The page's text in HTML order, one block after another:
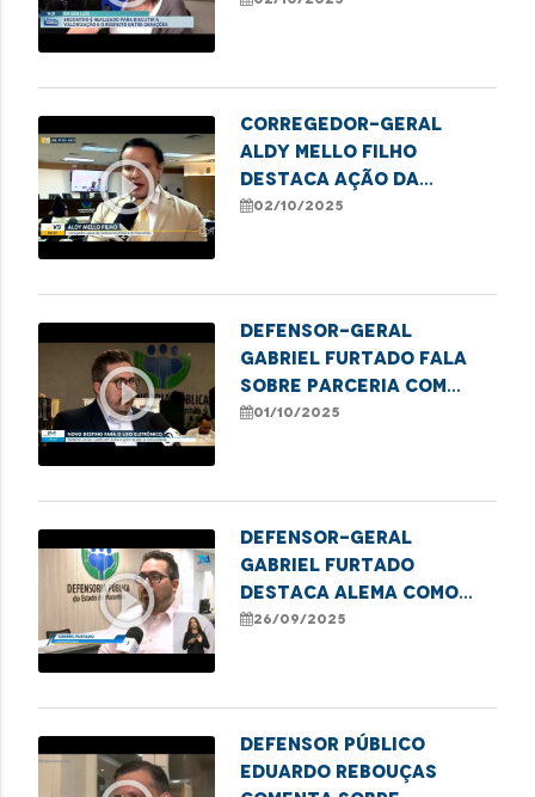
play_circle_outline
Corregedor-Geral
Aldy Mello Filho
destaca ação da
Defensoria em evento
Pessoa Idosa
02/10/2025
play_circle_outline
Defensor-geral
Gabriel Furtado fala
sobre parceria com
IEMA em projeto
01/10/2025
play_circle_outline
Defensor-geral
Gabriel Furtado
destaca Alema como
finalista do Prêmio
26/09/2025
Defensor Público
Eduardo Rebouças